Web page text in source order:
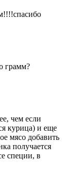
грамм?
чем если
курица) и еще
мясо добавить
получается
специи, в